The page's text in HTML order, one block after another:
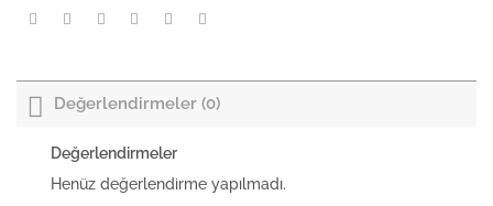
Değerlendirmeler (0)
Değerlendirmeler
Henüz değerlendirme yapılmadı.